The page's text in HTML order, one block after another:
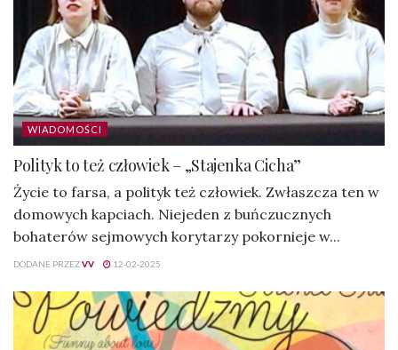
WIADOMOŚCI
Polityk to też człowiek – „Stajenka Cicha”
Życie to farsa, a polityk też człowiek. Zwłaszcza ten w
domowych kapciach. Niejeden z buńczucznych
bohaterów sejmowych korytarzy pokornieje w...
DODANE PRZEZVV 12-02-2025